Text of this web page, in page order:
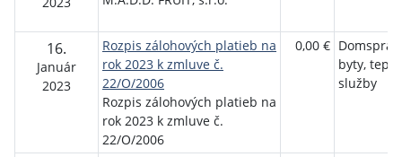
16.
Január
2023
Rozpis zálohových platieb na
rok 2023 k zmluve č.
22/O/2006
Rozpis zálohových platieb na
rok 2023 k zmluve č.
22/O/2006
0,00 €
byty,
služby